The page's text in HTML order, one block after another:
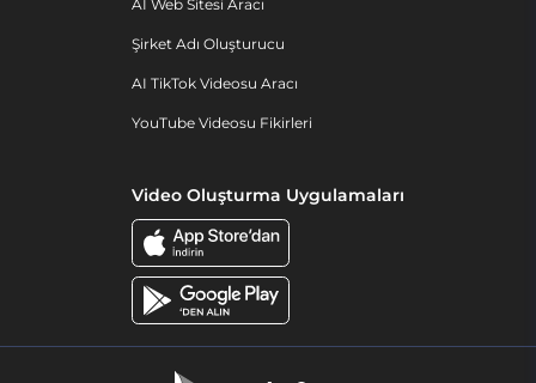
AI Web Sitesi Aracı
Şirket Adı Oluşturucu
AI TikTok Videosu Aracı
YouTube Videosu Fikirleri
Video Oluşturma Uygulamaları